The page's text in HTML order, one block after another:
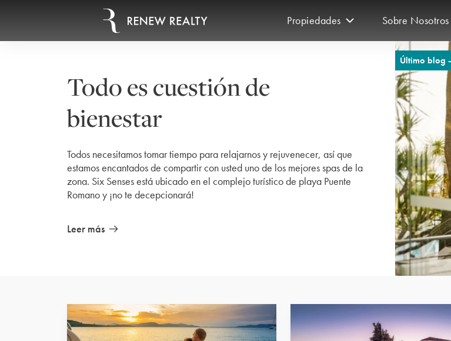
Propiedades Sobre Nosotros
Último blog
Todo es cuestión de
bienestar
Todos necesitamos tomar tiempo para relajarnos y rejuvenecer, así que
estamos encantados de compartir con usted uno de los mejores spas de la
zona. Six Senses está ubicado en el complejo turístico de playa Puente
Romano y ¡no te decepcionará!
Leer más